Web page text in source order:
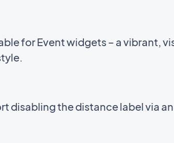
for Event widgets – a vibrant,
disabling the distance label via